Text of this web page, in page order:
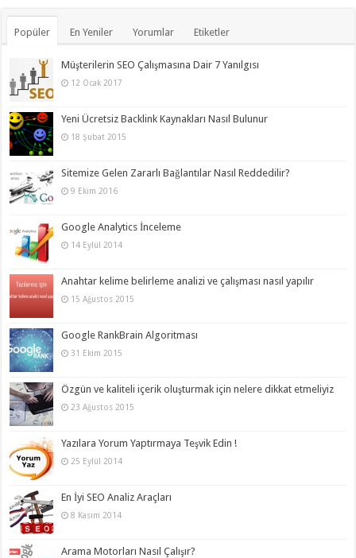
Popüler En Yeniler Yorumlar Etiketler
Müşterilerin SEO Çalışmasına Dair 7 Yanılgısı
12 Ocak 2017
Yeni Ücretsiz Backlink Kaynakları Nasıl Bulunur
18 Şubat 2015
Sitemize Gelen Zararlı Bağlantılar Nasıl Reddedilir?
9 Ekim 2016
Google Analytics İnceleme
14 Eylül 2014
Anahtar kelime belirleme analizi ve çalışması nasıl yapılır
15 Ağustos 2015
Google RankBrain Algoritması
31 Ekim 2015
Özgün ve kaliteli içerik oluşturmak için nelere dikkat etmeliyiz
23 Ağustos 2015
Yazılara Yorum Yaptırmaya Teşvik Edin !
25 Eylül 2014
En İyi SEO Analiz Araçları
8 Kasım 2014
Arama Motorları Nasıl Çalışır?